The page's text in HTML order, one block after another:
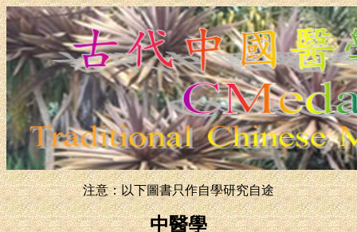
注意：以下圖書只作自學研究自途
中醫學